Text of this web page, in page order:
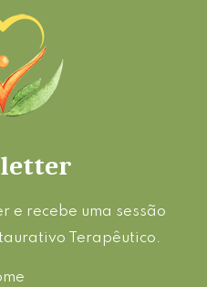
e recebe uma sessão
Terapêutico.